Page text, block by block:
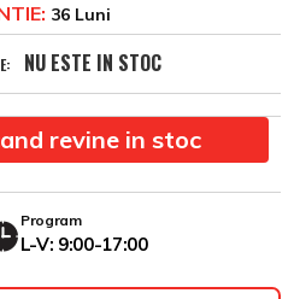
36 Luni
NU ESTE IN STOC
revine in stoc
Program
L-V: 9:00-17:00